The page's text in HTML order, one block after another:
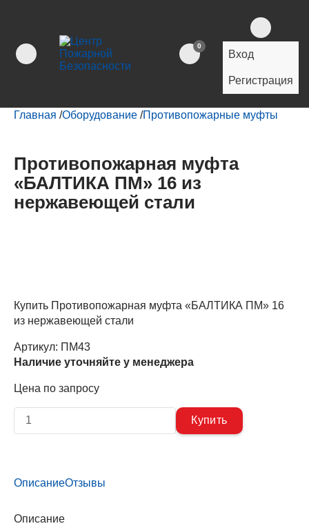
0
Вход
Регистрация
Главная /Оборудование /Противопожарные муфты
Противопожарная муфта
«БАЛТИКА ПМ» 16 из
нержавеющей стали
Купить Противопожарная муфта «БАЛТИКА ПМ» 16
из нержавеющей стали
Артикул: ПМ43
Наличие уточняйте у менеджера
Цена по запросу
ОписаниеОтзывы
Описание